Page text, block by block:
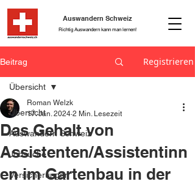
Richtig Auswandern kann man lernen!
Auswandern Schweiz
Beitrag Registrieren
Übersicht
Auswandern Schweiz
Jobsuche
Versicherungen
Übersicht
Das Gehalt von
Assistenten/Assistentinn
en im Gartenbau in der
Roman Welzk
17. Jan. 2024 2 Min. Lesezeit